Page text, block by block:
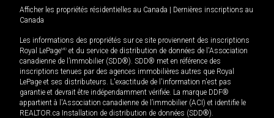
Afficher les propriétés résidentielles au Canada | Dernières inscriptions au
Canada
Les informations des propriétés sur ce site proviennent des inscriptions
Royal LePageMD et du service de distribution de données de l'Association
canadienne de l’immobilier (SDD®). SDD® met en référence des
inscriptions tenues par des agences immobilières autres que Royal
LePage et ses distributeurs. L'exactitude de l'information n'est pas
garantie et devrait être indépendamment vérifiée. La marque DDF®
appartient à l'Association canadienne de l’immobilier (ACI) et identifie le
REALTOR.ca Installation de distribution de données (SDD®).